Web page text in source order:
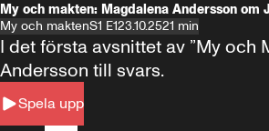
My och makten: Magdalena Andersson om
My och maktenS1 E123.10.2521 min
Spela upp
I det första avsnittet av ”My
Andersson till svars.